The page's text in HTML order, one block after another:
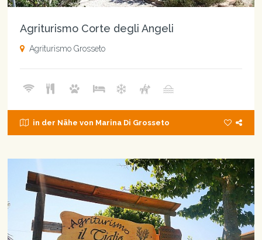
Agriturismo Corte degli Angeli
Agriturismo Grosseto
in der Nähe von Marina Di Grosseto